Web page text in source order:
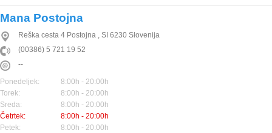
Mana Postojna
Reška cesta 4 Postojna , SI 6230 Slovenija
(00386) 5 721 19 52
--
Ponedeljek:
8:00h - 20:00h
Torek:
8:00h - 20:00h
Sreda:
8:00h - 20:00h
Četrtek:
8:00h - 20:00h
Petek:
8:00h - 20:00h